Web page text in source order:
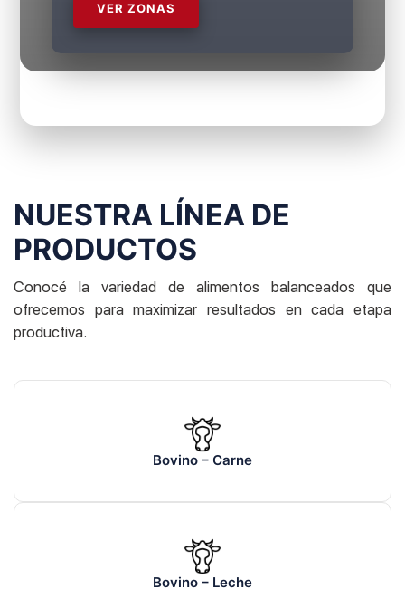
VER ZONAS
NUESTRA LÍNEA DE
PRODUCTOS
Conocé la variedad de alimentos balanceados que
ofrecemos para maximizar resultados en cada etapa
productiva.
Bovino – Carne
Bovino – Leche